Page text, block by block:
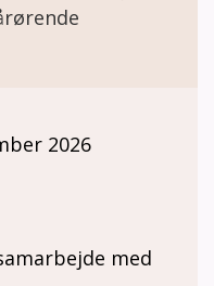
døgnrytme,
og hvad der
perspektiver og
mere tryghed,
for både den
uden
2026
med